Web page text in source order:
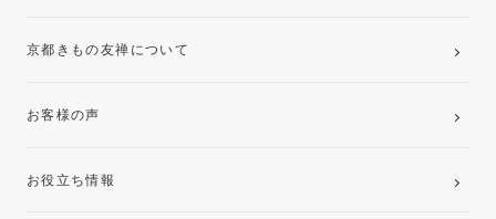
京都きもの友禅について
お客様の声
お役立ち情報